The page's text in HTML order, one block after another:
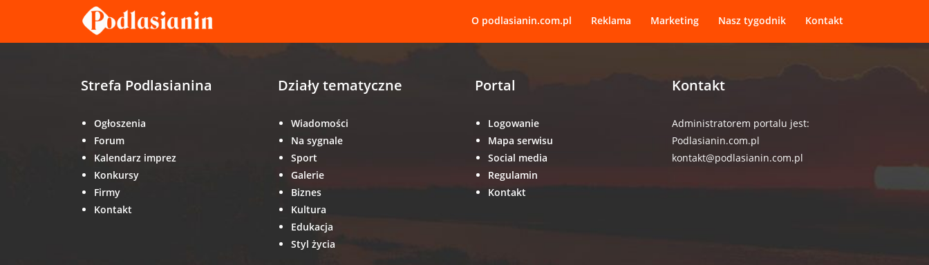
O podlasianin.com.pl Reklama Marketing Nasz tygodnik Kontakt
Strefa Podlasianina
Ogłoszenia
Forum
Kalendarz imprez
Konkursy
Firmy
Kontakt
Działy tematyczne
Wiadomości
Na sygnale
Sport
Galerie
Biznes
Kultura
Edukacja
Styl życia
Portal
Logowanie
Mapa serwisu
Social media
Regulamin
Kontakt
Kontakt
Administratorem portalu jest:
Podlasianin.com.pl
kontakt@podlasianin.com.pl